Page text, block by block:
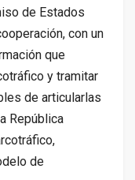
de Estados
con un
que
y tramitar
de articularlas
República
de